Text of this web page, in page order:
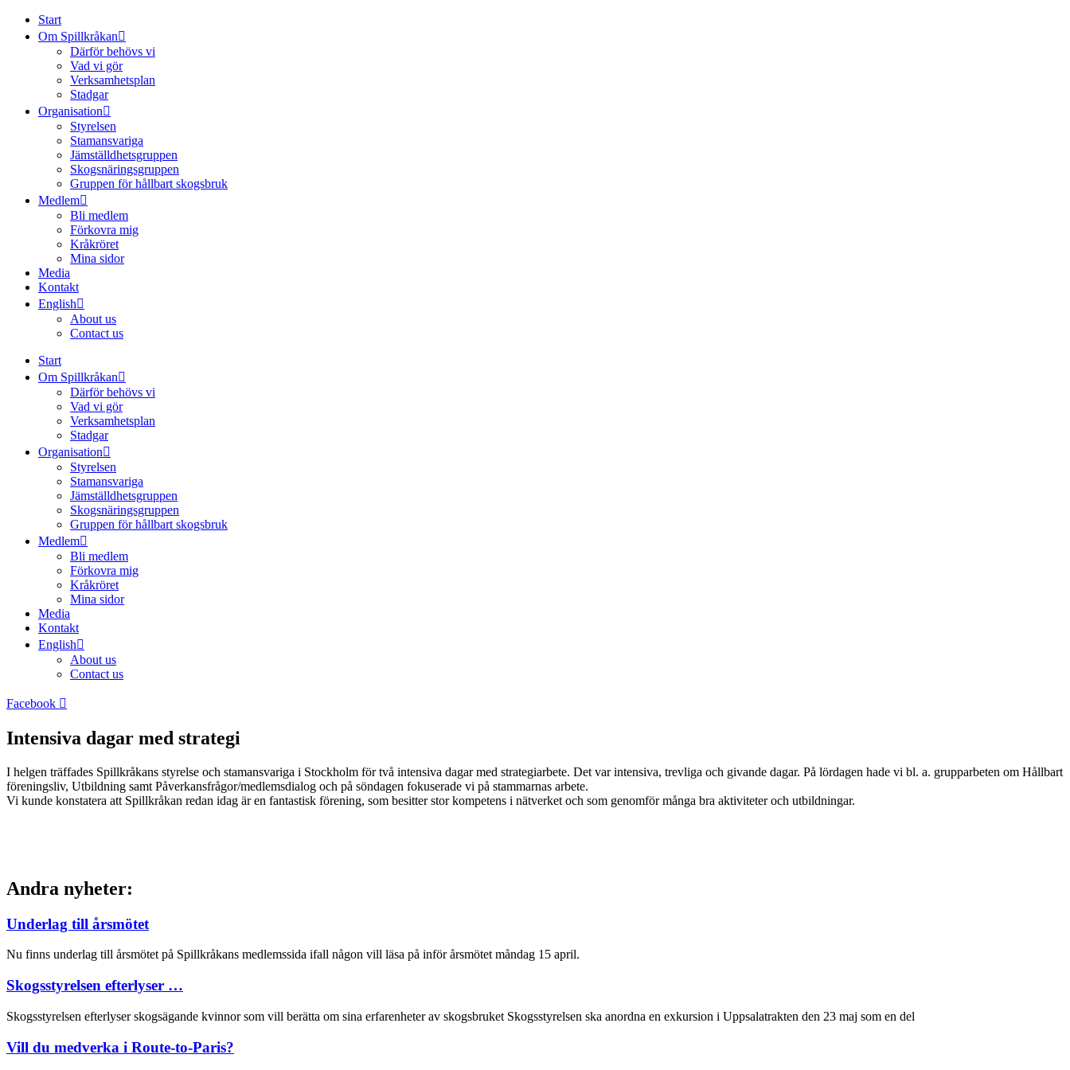
Start
Om Spillkråkan
Därför behövs vi
Vad vi gör
Verksamhetsplan
Stadgar
Organisation
Styrelsen
Stamansvariga
Jämställdhetsgruppen
Skogsnäringsgruppen
Gruppen för hållbart skogsbruk
Medlem
Bli medlem
Förkovra mig
Kråkröret
Mina sidor
Media
Kontakt
English
About us
Contact us
Start
Om Spillkråkan
Därför behövs vi
Vad vi gör
Verksamhetsplan
Stadgar
Organisation
Styrelsen
Stamansvariga
Jämställdhetsgruppen
Skogsnäringsgruppen
Gruppen för hållbart skogsbruk
Medlem
Bli medlem
Förkovra mig
Kråkröret
Mina sidor
Media
Kontakt
English
About us
Contact us
Facebook
Intensiva dagar med strategi
I helgen träffades Spillkråkans styrelse och stamansvariga i Stockholm för två intensiva dagar med strategiarbete. Det var intensiva, trevliga och givande dagar. På lördagen hade vi bl. a. grupparbeten om Hållbart
föreningsliv, Utbildning samt Påverkansfrågor/medlemsdialog och på söndagen fokuserade vi på stammarnas arbete.
Vi kunde konstatera att Spillkråkan redan idag är en fantastisk förening, som besitter stor kompetens i nätverket och som genomför många bra aktiviteter och utbildningar.
Andra nyheter:
Underlag till årsmötet
Nu finns underlag till årsmötet på Spillkråkans medlemssida ifall någon vill läsa på inför årsmötet måndag 15 april.
Skogsstyrelsen efterlyser …
Skogsstyrelsen efterlyser skogsägande kvinnor som vill berätta om sina erfarenheter av skogsbruket Skogsstyrelsen ska anordna en exkursion i Uppsalatrakten den 23 maj som en del
Vill du medverka i Route-to-Paris?